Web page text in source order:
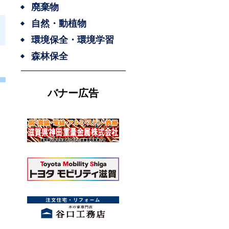
廃棄物
自然・動植物
環境保全・環境学習
森林保全
バナー広告